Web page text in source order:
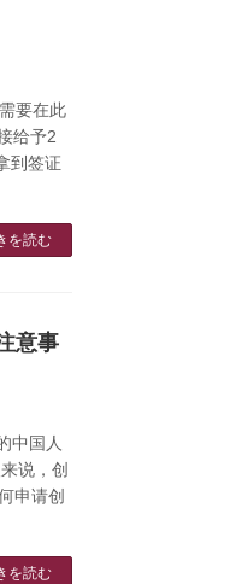
要在此
给予2
到签证
を読む
意事
中国人
说，创
申请创
を読む